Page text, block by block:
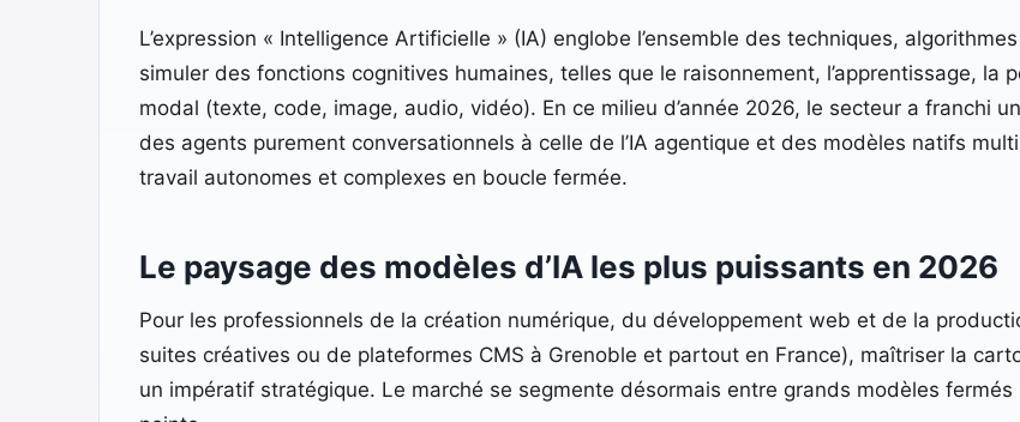
L’expression « Intelligence Artificielle » (IA) englobe l’ensemble des techniques,
simuler des fonctions cognitives humaines, telles que le raisonnement, l’apprentissage,
modal (texte, code, image, audio, vidéo). En ce milieu d’année 2026, le secteur a franchi
des agents purement conversationnels à celle de l’IA agentique et des modèles natifs
travail autonomes et complexes en boucle fermée.
Le paysage des modèles d’IA les plus puissants en 2026
Pour les professionnels de la création numérique, du développement web et de la
suites créatives ou de plateformes CMS à Grenoble et partout en France), maîtriser la
un impératif stratégique. Le marché se segmente désormais entre grands modèles